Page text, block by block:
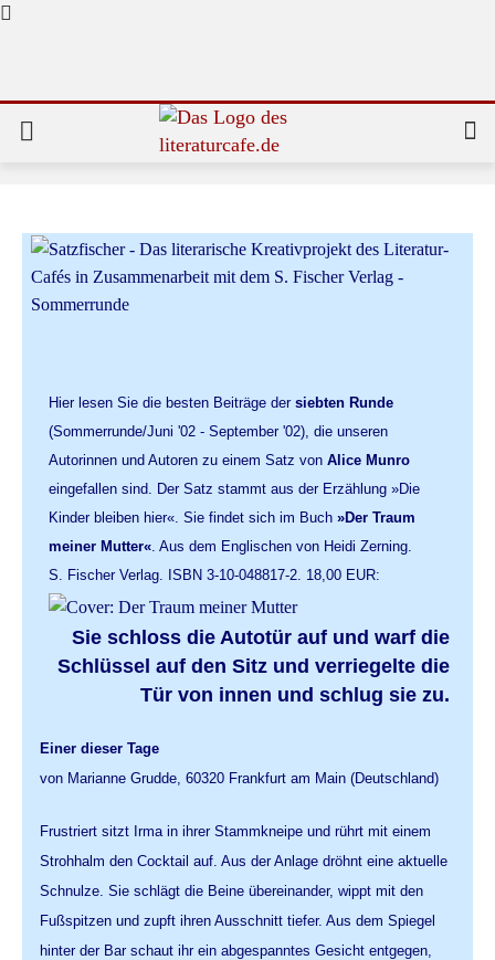
Hier lesen Sie die besten Beiträge der siebten Runde
(Sommerrunde/Juni '02 - September '02), die unseren
Autorinnen und Autoren zu einem Satz von Alice Munro
eingefallen sind. Der Satz stammt aus der Erzählung »Die
Kinder bleiben hier«. Sie findet sich im Buch »Der Traum
meiner Mutter«. Aus dem Englischen von Heidi Zerning.
S. Fischer Verlag. ISBN 3-10-048817-2. 18,00 EUR:
Sie schloss die Autotür auf und warf die
Schlüssel auf den Sitz und verriegelte die
Tür von innen und schlug sie zu.
Einer dieser Tage
von Marianne Grudde, 60320 Frankfurt am Main (Deutschland)
Frustriert sitzt Irma in ihrer Stammkneipe und rührt mit einem
Strohhalm den Cocktail auf. Aus der Anlage dröhnt eine aktuelle
Schnulze. Sie schlägt die Beine übereinander, wippt mit den
Fußspitzen und zupft ihren Ausschnitt tiefer. Aus dem Spiegel
hinter der Bar schaut ihr ein abgespanntes Gesicht entgegen,